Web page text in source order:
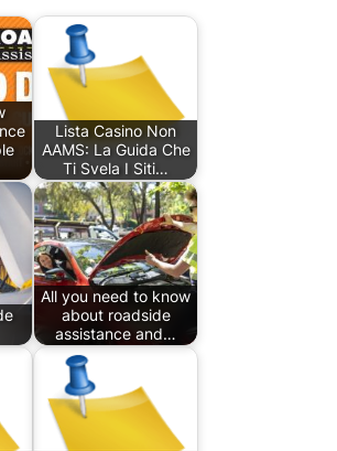
Lista Casino Non
AAMS: La Guida Che
Ti Svela I Siti…
All you need to know
about roadside
assistance and…